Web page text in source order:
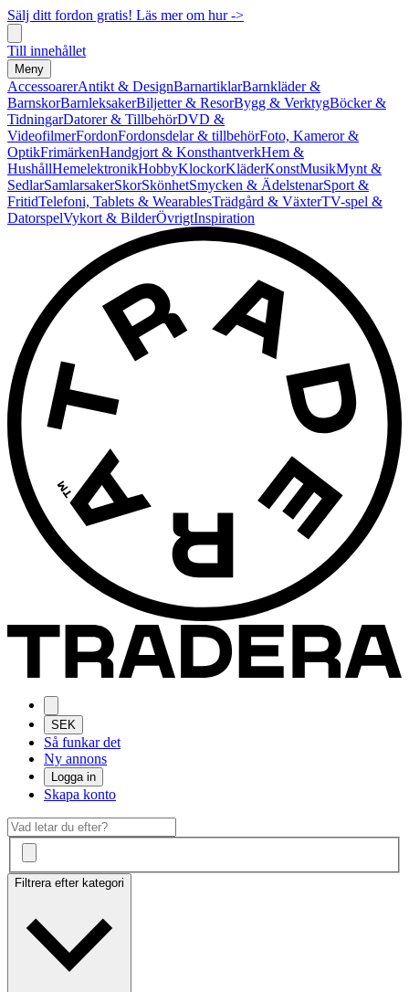
Sälj ditt fordon gratis! Läs mer om hur ->
Till innehållet
Meny
AccessoarerAntikt & DesignBarnartiklarBarnkläder &
BarnskorBarnleksakerBiljetter & ResorBygg & VerktygBöcker &
TidningarDatorer & TillbehörDVD &
VideofilmerFordonFordonsdelar & tillbehörFoto, Kameror &
OptikFrimärkenHandgjort & KonsthantverkHem &
HushållHemelektronikHobbyKlockorKläderKonstMusikMynt &
SedlarSamlarsakerSkorSkönhetSmycken & ÄdelstenarSport &
FritidTelefoni, Tablets & WearablesTrädgård & VäxterTV-spel &
DatorspelVykort & BilderÖvrigtInspiration
SEK
Så funkar det
Ny annons
Logga in
Skapa konto
Filtrera efter kategori